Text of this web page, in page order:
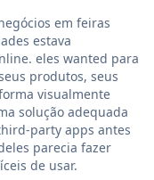
em feiras
estava
eles wanted para
produtos, seus
visualmente
solução adequada
party apps antes
parecia fazer
de usar.